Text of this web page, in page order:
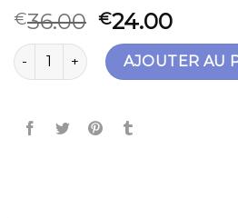
€36.00 €24.00
quantité de pochette homme
AJOUTER AU